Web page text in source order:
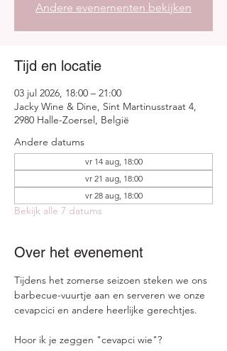
Andere evenementen bekijken
Tijd en locatie
03 jul 2026, 18:00 – 21:00
Jacky Wine & Dine, Sint Martinusstraat 4,
2980 Halle-Zoersel, België
Andere datums
vr 14 aug, 18:00
vr 21 aug, 18:00
vr 28 aug, 18:00
Bekijk alle 7 datums
Over het evenement
Tijdens het zomerse seizoen steken we ons
barbecue-vuurtje aan en serveren we onze
cevapcici en andere heerlijke gerechtjes.
Hoor ik je zeggen "cevapci wie"?